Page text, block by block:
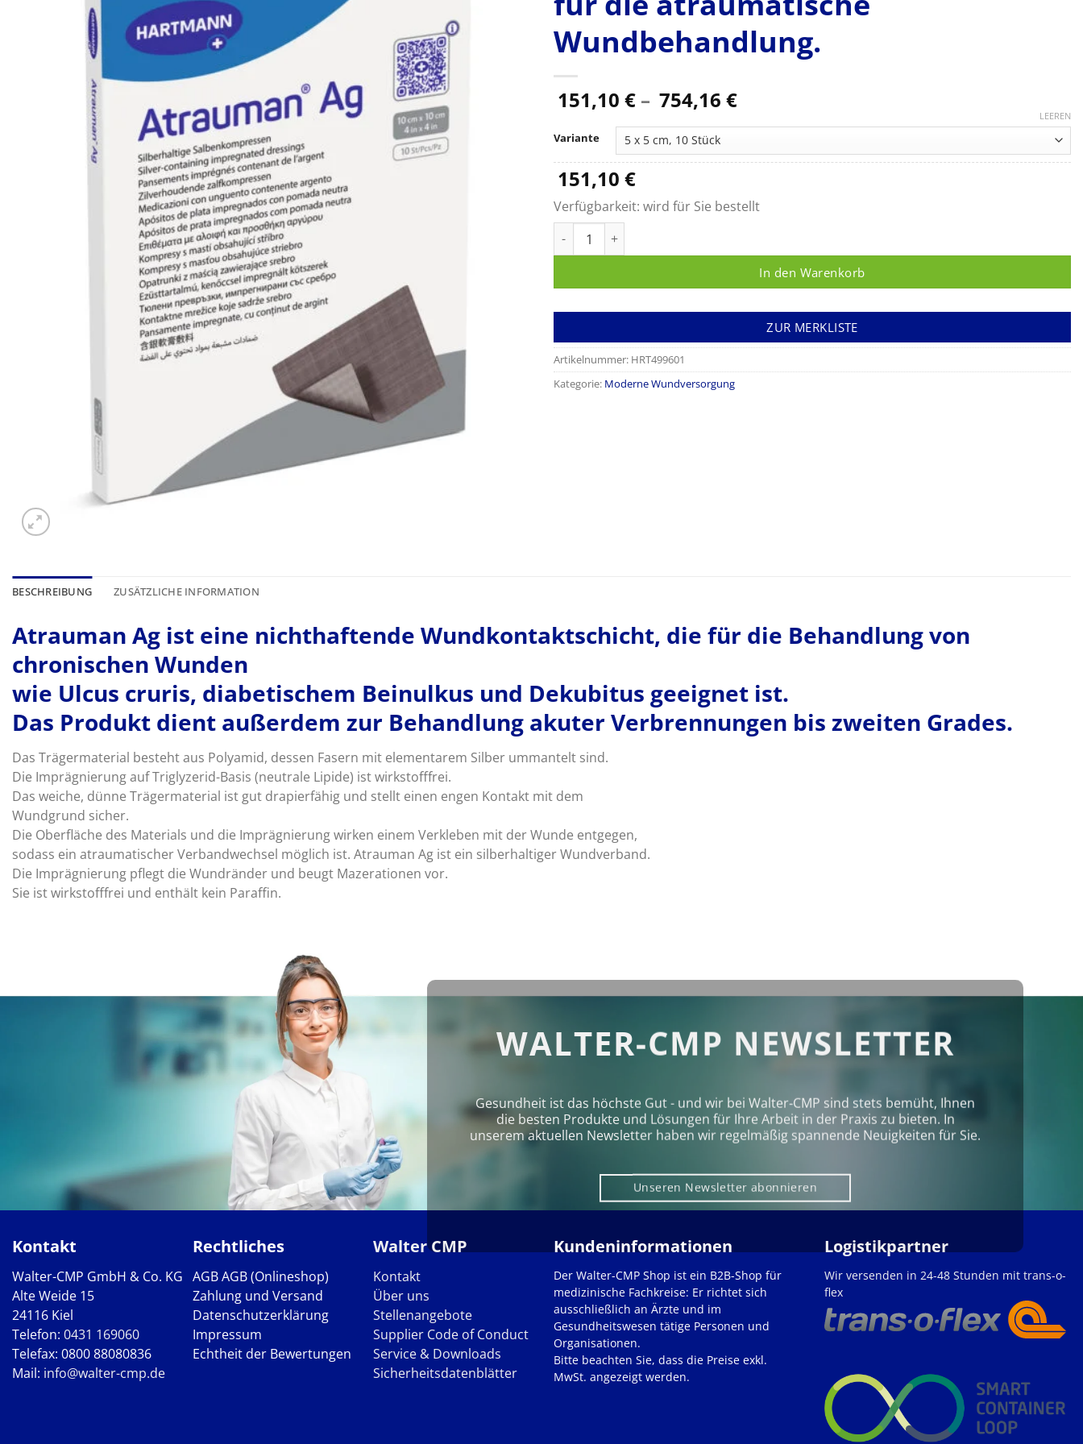
Wundbehandlung.
151,10 € – 754,16 €Preisspanne:
754,16 €
Variante
LEEREN
151,10 €
Verfügbarkeit: wird für Sie bestellt
In den Warenkorb
ZUR MERKLISTE
Artikelnummer: HRT499601
Kategorie: Moderne Wundversorgung
BESCHREIBUNG ZUSÄTZLICHE INFORMATION
Atrauman Ag ist eine nichthaftende Wundkontaktschicht, die für die Behandlung von
chronischen Wunden
wie Ulcus cruris, diabetischem Beinulkus und Dekubitus geeignet ist.
Das Produkt dient außerdem zur Behandlung akuter Verbrennungen bis zweiten Grades.
Das Trägermaterial besteht aus Polyamid, dessen Fasern mit elementarem Silber ummantelt sind.
Die Imprägnierung auf Triglyzerid-Basis (neutrale Lipide) ist wirkstofffrei.
Das weiche, dünne Trägermaterial ist gut drapierfähig und stellt einen engen Kontakt mit dem
Wundgrund sicher.
Die Oberfläche des Materials und die Imprägnierung wirken einem Verkleben mit der Wunde entgegen,
sodass ein atraumatischer Verbandwechsel möglich ist. Atrauman Ag ist ein silberhaltiger Wundverband.
Die Imprägnierung pflegt die Wundränder und beugt Mazerationen vor.
Sie ist wirkstofffrei und enthält kein Paraffin.
WALTER-CMP NEWSLETTER
Gesundheit ist das höchste Gut - und wir bei Walter‑CMP sind stets bemüht, Ihnen
die besten Produkte und Lösungen für Ihre Arbeit in der Praxis zu bieten. In
unserem aktuellen Newsletter haben wir regelmäßig spannende Neuigkeiten für Sie.
Unseren Newsletter abonnieren
Kontakt
Walter-CMP GmbH & Co. KG
Alte Weide 15
24116 Kiel
Telefon: 0431 169060
Telefax: 0800 88080836
Mail: info@walter-cmp.de
Rechtliches
AGBAGB (Onlineshop)
Zahlung und Versand
Datenschutzerklärung
Impressum
Echtheit der Bewertungen
Walter CMP
Kontakt
Über uns
Stellenangebote
Supplier Code of Conduct
Service & Downloads
Sicherheitsdatenblätter
Kundeninformationen
Der Walter-CMP Shop ist ein B2B-Shop für
medizinische Fachkreise: Er richtet sich
ausschließlich an Ärzte und im
Gesundheitswesen tätige Personen und
Organisationen.
Bitte beachten Sie, dass die Preise exkl.
MwSt. angezeigt werden.
Logistikpartner
Wir versenden in 24-48 Stunden mit trans-o-
flex